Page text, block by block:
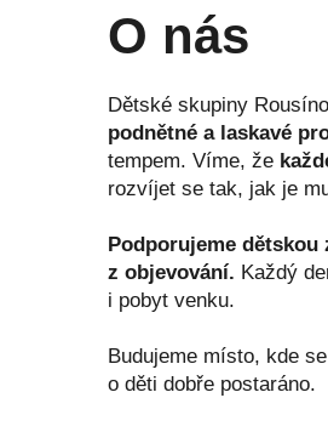
O nás
Dětské skupiny
podnětné a laskavé
tempem. Víme, že
rozvíjet se tak, jak je
Podporujeme
z objevování. Každý
i pobyt venku.
Budujeme místo, kde
o děti dobře postaráno.